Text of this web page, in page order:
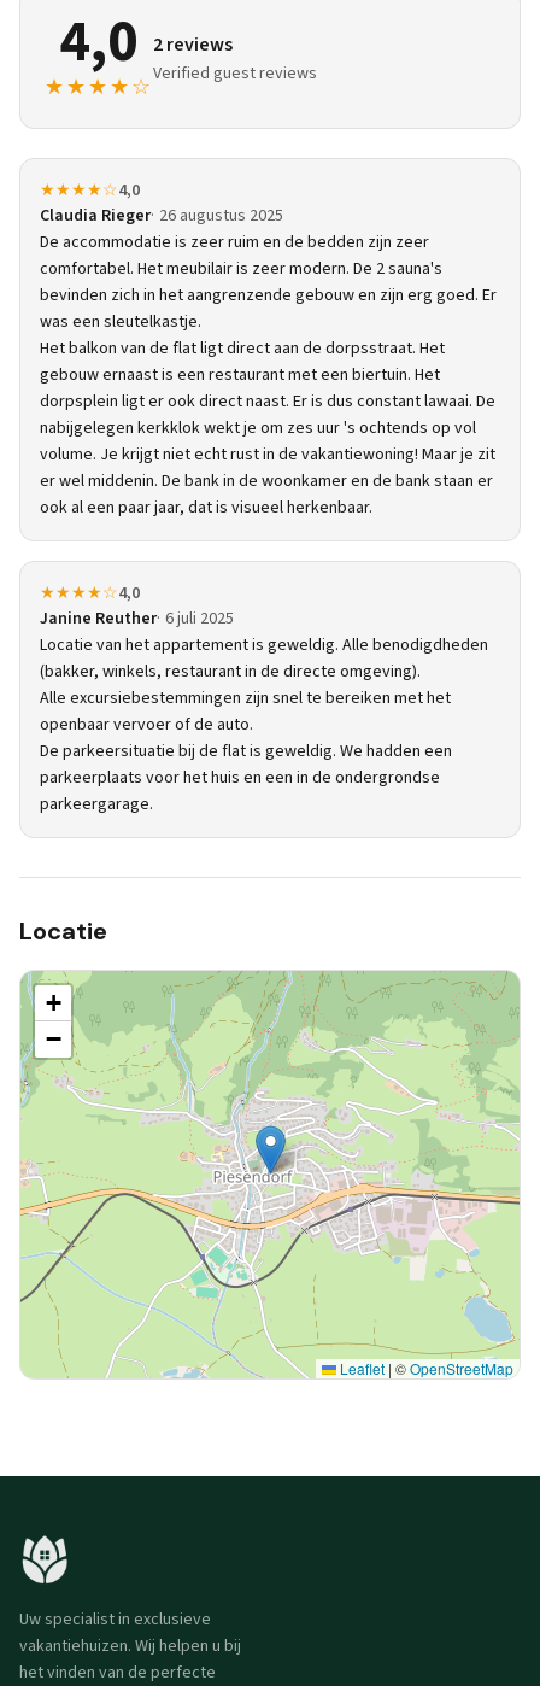
4,0
★★★★☆
2 reviews
Verified guest reviews
★★★★☆4,0
Claudia Rieger 26 augustus 2025
De accommodatie is zeer ruim en de bedden zijn zeer
comfortabel. Het meubilair is zeer modern. De 2 sauna's
bevinden zich in het aangrenzende gebouw en zijn erg goed. Er
was een sleutelkastje.
Het balkon van de flat ligt direct aan de dorpsstraat. Het
gebouw ernaast is een restaurant met een biertuin. Het
dorpsplein ligt er ook direct naast. Er is dus constant lawaai. De
nabijgelegen kerkklok wekt je om zes uur 's ochtends op vol
volume. Je krijgt niet echt rust in de vakantiewoning! Maar je zit
er wel middenin. De bank in de woonkamer en de bank staan er
ook al een paar jaar, dat is visueel herkenbaar.
★★★★☆4,0
Janine Reuther 6 juli 2025
Locatie van het appartement is geweldig. Alle benodigdheden
(bakker, winkels, restaurant in de directe omgeving).
Alle excursiebestemmingen zijn snel te bereiken met het
openbaar vervoer of de auto.
De parkeersituatie bij de flat is geweldig. We hadden een
parkeerplaats voor het huis en een in de ondergrondse
parkeergarage.
Locatie
+
−
Leaflet | ©OpenStreetMap
Uw specialist in exclusieve
vakantiehuizen. Wij helpen u bij
het vinden van de perfecte